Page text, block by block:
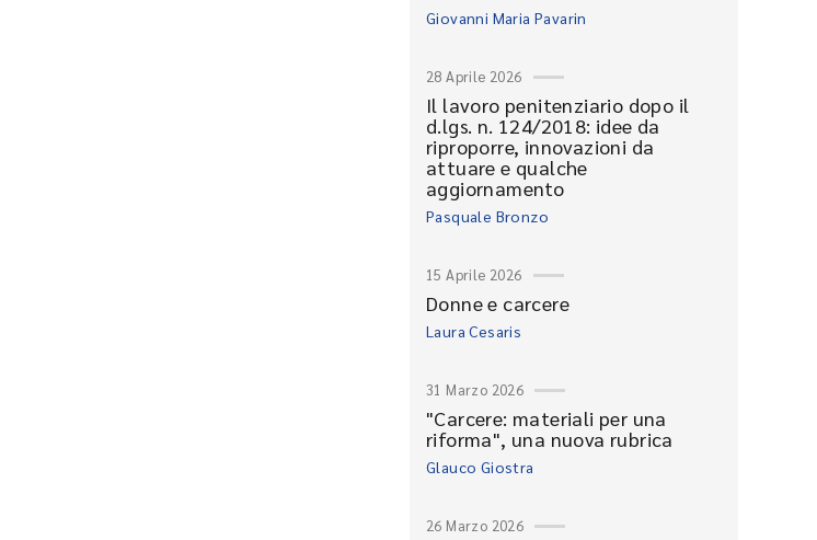
Giovanni Maria Pavarin
28 Aprile 2026
Il lavoro penitenziario dopo il
d.lgs. n. 124/2018: idee da
riproporre, innovazioni da
attuare e qualche
aggiornamento
Pasquale Bronzo
15 Aprile 2026
Donne e carcere
Laura Cesaris
31 Marzo 2026
"Carcere: materiali per una
riforma", una nuova rubrica
Glauco Giostra
26 Marzo 2026